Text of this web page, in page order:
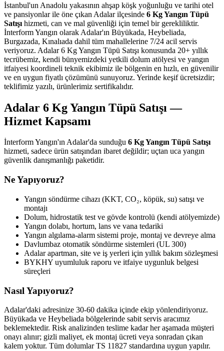
İstanbul'un Anadolu yakasının ahşap köşk yoğunluğu ve tarihi otel
ve pansiyonlar ile öne çıkan Adalar ilçesinde 6 Kg Yangın Tüpü
Satışı hizmeti, can ve mal güvenliği için temel bir gerekliliktir.
İnterform Yangın olarak Adalar'ın Büyükada, Heybeliada,
Burgazada, Kınalıada dahil tüm mahallelerine 7/24 acil servis
veriyoruz. Adalar 6 Kg Yangın Tüpü Satışı konusunda 20+ yıllık
tecrübemiz, kendi bünyemizdeki yetkili dolum atölyesi ve yangın
itfaiyesi koordineli teknik ekibimiz ile bölgenin en hızlı, en güvenilir
ve en uygun fiyatlı çözümünü sunuyoruz. Yerinde keşif ücretsizdir;
teklifimiz yazılı, ürünlerimiz sertifikalıdır.
Adalar 6 Kg Yangın Tüpü Satışı —
Hizmet Kapsamı
İnterform Yangın'ın Adalar'da sunduğu 6 Kg Yangın Tüpü Satışı
hizmeti, sadece ürün satışından ibaret değildir; uçtan uca yangın
güvenlik danışmanlığı paketidir.
Ne Yapıyoruz?
Yangın söndürme cihazı (KKT, CO₂, köpük, su) satışı ve
montajı
Dolum, hidrostatik test ve gövde kontrolü (kendi atölyemizde)
Yangın dolabı, hortum, lans ve vana tedariki
Yangın algılama-alarm sistemi proje, montaj ve devreye alma
Davlumbaz otomatik söndürme sistemleri (UL 300)
Adalar apartman, site ve iş yerleri için yıllık bakım sözleşmesi
BYKHY uyumluluk raporu ve itfaiye uygunluk belgesi
süreçleri
Nasıl Yapıyoruz?
Adalar'daki adresinize 30-60 dakika içinde ekip yönlendiriyoruz.
Büyükada ve Heybeliada bölgelerinde sabit servis aracımız
beklemektedir. Risk analizinden teslime kadar her aşamada müşteri
onayı alınır; gizli maliyet, ek montaj ücreti veya sonradan çıkan
kalem yoktur. Tüm dolumlar TS 11827 standardına uygun yapılır.